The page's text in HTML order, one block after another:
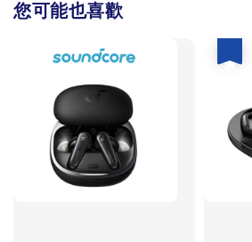
您可能也喜歡